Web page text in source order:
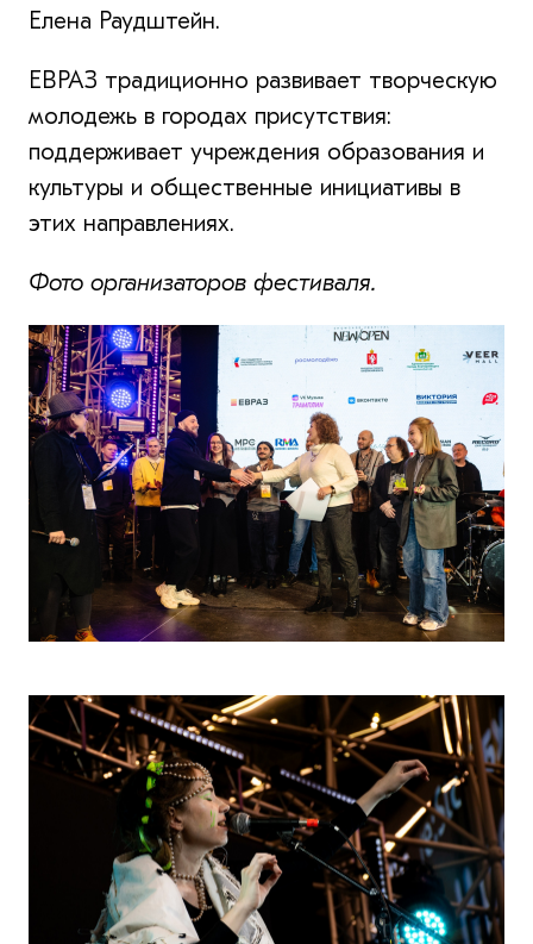
Елена Раудштейн.
ЕВРАЗ традиционно развивает творческую
молодежь в городах присутствия:
поддерживает учреждения образования и
культуры и общественные инициативы в
этих направлениях.
Фото организаторов фестиваля.